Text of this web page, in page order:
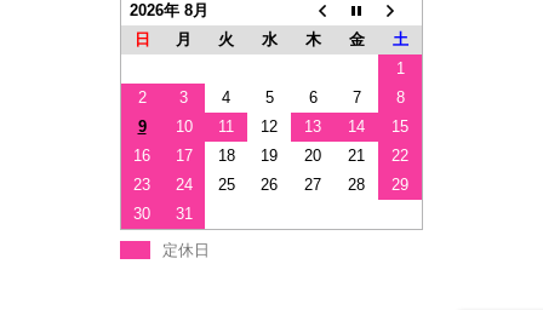
2026年 8月
日
月 火 水 木 金
土
1
2
3 4 5 6 7
8
9
10 11 12 13 14
15
16
17 18 19 20 21
22
23
24 25 26 27 28
29
30
31
定休日